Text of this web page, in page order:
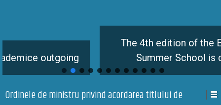
The 4th edition of the Eutopia
Summer School is coming
Ordinele de ministru privind acordarea titlului de